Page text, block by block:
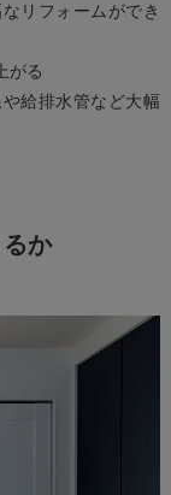
リフォームができ
がる
給排水管など大幅
か